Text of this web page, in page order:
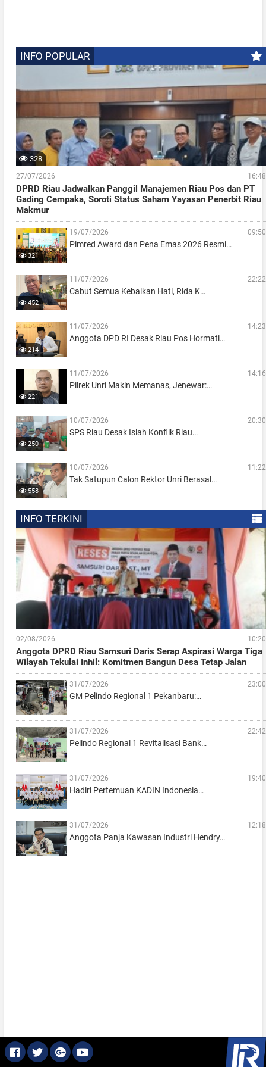
INFO POPULAR
328
27/07/2026 16:48
DPRD Riau Jadwalkan Panggil Manajemen Riau Pos dan PT
Gading Cempaka, Soroti Status Saham Yayasan Penerbit Riau
Makmur
321
19/07/2026 09:50
Pimred Award dan Pena Emas 2026 Resmi…
452
11/07/2026 22:22
Cabut Semua Kebaikan Hati, Rida K…
214
11/07/2026 14:23
Anggota DPD RI Desak Riau Pos Hormati…
221
11/07/2026 14:16
Pilrek Unri Makin Memanas, Jenewar:…
250
10/07/2026 20:30
SPS Riau Desak Islah Konflik Riau…
558
10/07/2026 11:22
Tak Satupun Calon Rektor Unri Berasal…
INFO TERKINI
02/08/2026 10:20
Anggota DPRD Riau Samsuri Daris Serap Aspirasi Warga Tiga
Wilayah Tekulai Inhil: Komitmen Bangun Desa Tetap Jalan
31/07/2026 23:00
GM Pelindo Regional 1 Pekanbaru:…
31/07/2026 22:42
Pelindo Regional 1 Revitalisasi Bank…
31/07/2026 19:40
Hadiri Pertemuan KADIN Indonesia…
31/07/2026 12:18
Anggota Panja Kawasan Industri Hendry…